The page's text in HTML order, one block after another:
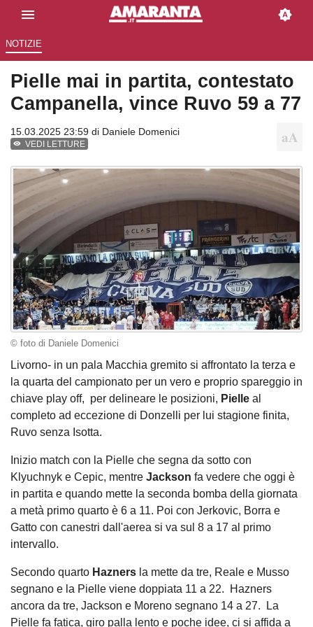
NOTIZIE
Pielle mai in partita, contestato
Campanella, vince Ruvo 59 a 77
15.03.2025 23:59 di Daniele Domenici
VEDI LETTURE
© foto di Daniele Domenici
Livorno- in un pala Macchia gremito si affrontato la terza e
la quarta del campionato per un vero e proprio spareggio in
chiave play off, per delineare le posizioni, Pielle al
completo ad eccezione di Donzelli per lui stagione finita,
Ruvo senza Isotta.
Inizio match con la Pielle che segna da sotto con
Klyuchnyk e Cepic, mentre Jackson fa vedere che oggi è
in partita e quando mette la seconda bomba della giornata
a metà primo quarto è 6 a 11. Poi con Jerkovic, Borra e
Gatto con canestri dall'aerea si va sul 8 a 17 al primo
intervallo.
Secondo quarto Hazners la mette da tre, Reale e Musso
segnano e la Pielle viene doppiata 11 a 22. Hazners
ancora da tre, Jackson e Moreno segnano 14 a 27. La
Pielle fa fatica, giro palla lento e poche idee, ci si affida a